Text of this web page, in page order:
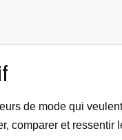
de mode qui
comparer et